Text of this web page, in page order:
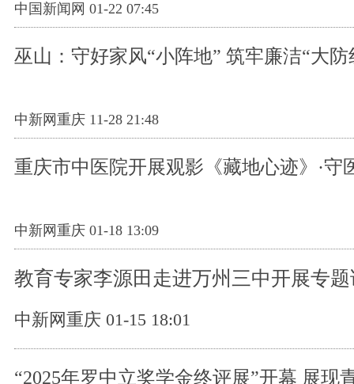
中国新闻网 01-22 07:45
巫山：守好家风“小阵地” 筑牢廉洁“大防
中新网重庆 11-28 21:48
重庆市中医院开展观影《藏地心迹》·守
中新网重庆 01-18 13:09
教育专家李源田走进万州三中开展专
中新网重庆 01-15 18:01
“2025年罗中立奖学金终评展”开幕 展现